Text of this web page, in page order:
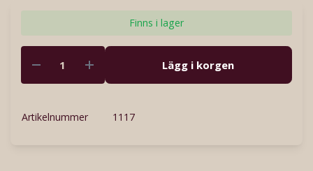
Finns i lager
Lägg i korgen
Artikelnummer 1117